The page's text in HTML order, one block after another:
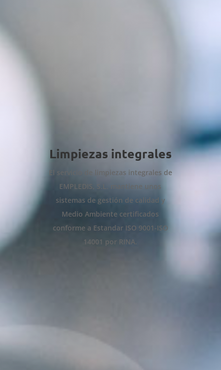
Limpiezas integrales
El servicio de limpiezas integrales de
EMPLEDIS, S.L. mantiene unos
sistemas de gestión de calidad y
Medio Ambiente certificados
conforme a Estandar ISO 9001-ISO
14001 por RINA.